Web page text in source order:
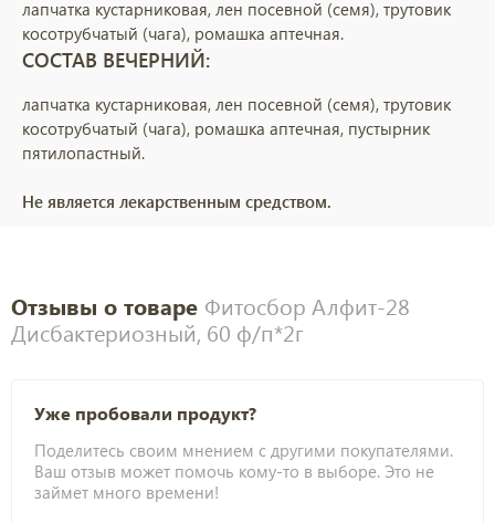
лапчатка кустарниковая, лен посевной (семя), трутовик
косотрубчатый (чага), ромашка аптечная.
СОСТАВ ВЕЧЕРНИЙ:
лапчатка кустарниковая, лен посевной (семя), трутовик
косотрубчатый (чага), ромашка аптечная, пустырник
пятилопастный.
Не является лекарственным средством.
Отзывы о товаре Фитосбор Алфит-28
Дисбактериозный, 60 ф/п*2г
Уже пробовали продукт?
Поделитесь своим мнением с другими покупателями.
Ваш отзыв может помочь кому-то в выборе. Это не
займет много времени!